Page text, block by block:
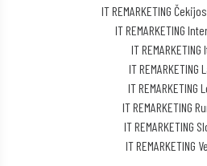
IT REMARKETING
IT REMARKETING
IT
IT REMARKETING
IT REMARKETING
IT REMARKETING
IT REMARKETING
IT REMARKETING